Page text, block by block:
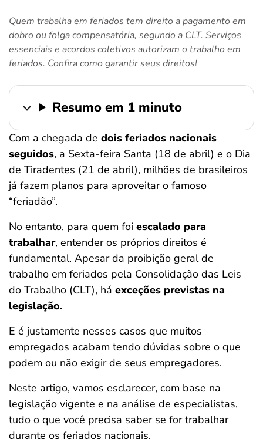
Quem trabalha em feriados tem direito a pagamento em
dobro ou folga compensatória, segundo a CLT. Serviços
essenciais e acordos coletivos autorizam o trabalho em
feriados. Confira como garantir seus direitos!
Resumo em 1 minuto
Com a chegada de dois feriados nacionais
seguidos, a Sexta-feira Santa (18 de abril) e o Dia
de Tiradentes (21 de abril), milhões de brasileiros
já fazem planos para aproveitar o famoso
“feriadão”.
No entanto, para quem foi escalado para
trabalhar, entender os próprios direitos é
fundamental. Apesar da proibição geral de
trabalho em feriados pela Consolidação das Leis
do Trabalho (CLT), há exceções previstas na
legislação.
E é justamente nesses casos que muitos
empregados acabam tendo dúvidas sobre o que
podem ou não exigir de seus empregadores.
Neste artigo, vamos esclarecer, com base na
legislação vigente e na análise de especialistas,
tudo o que você precisa saber se for trabalhar
durante os feriados nacionais.